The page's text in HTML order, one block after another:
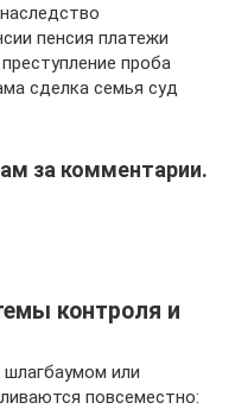
пенсия платежи
проба
сделка семья суд
за комментарии.
контроля и
шлагбаумом или
повсеместно: